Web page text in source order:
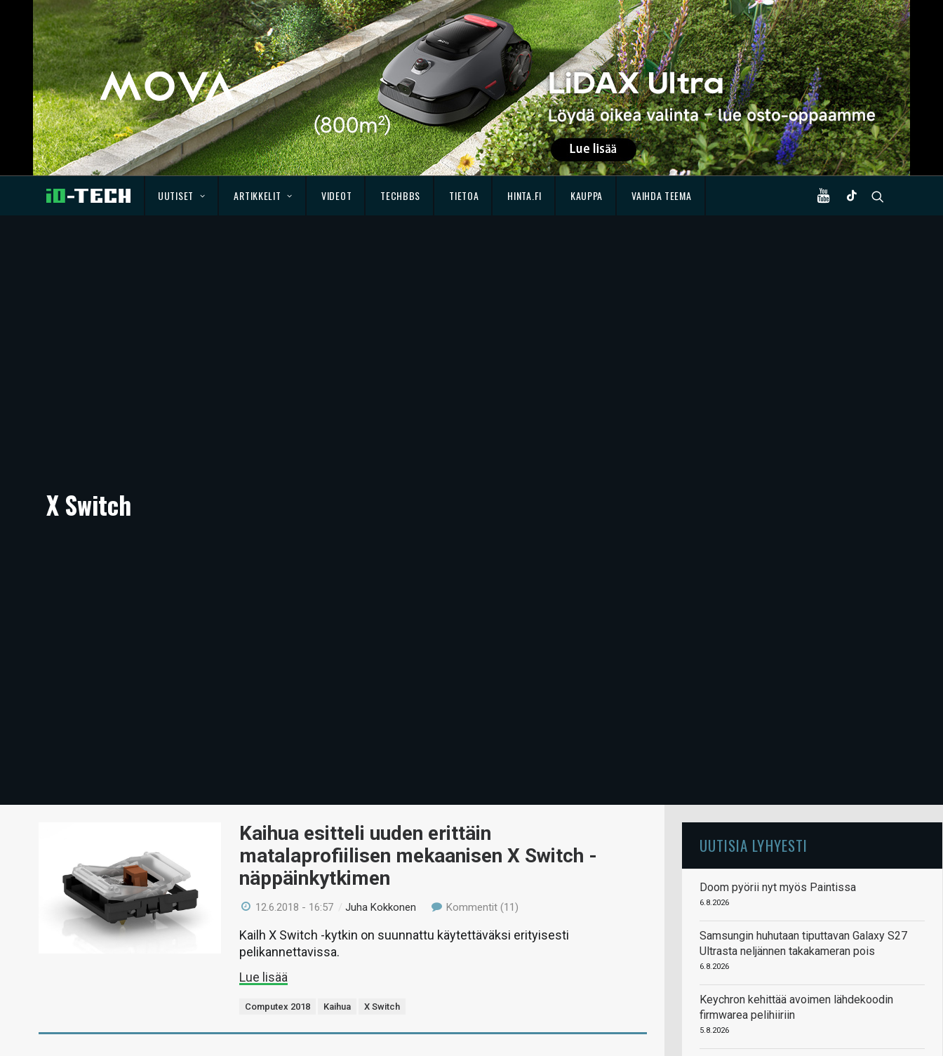
UUTISET ARTIKKELIT VIDEOT TECHBBS TIETOA HINTA.FI KAUPPA VAIHDA TEEMA
X Switch
Kaihua esitteli uuden erittäin
matalaprofiilisen mekaanisen X Switch -
näppäinkytkimen
12.6.2018 - 16:57 /Juha Kokkonen Kommentit (11)
Kailh X Switch -kytkin on suunnattu käytettäväksi erityisesti
pelikannettavissa.
Lue lisää
Computex 2018 Kaihua X Switch
UUTISIA LYHYESTI
Doom pyörii nyt myös Paintissa
6.8.2026
Samsungin huhutaan tiputtavan Galaxy S27
Ultrasta neljännen takakameran pois
6.8.2026
Keychron kehittää avoimen lähdekoodin
firmwarea pelihiiriin
5.8.2026